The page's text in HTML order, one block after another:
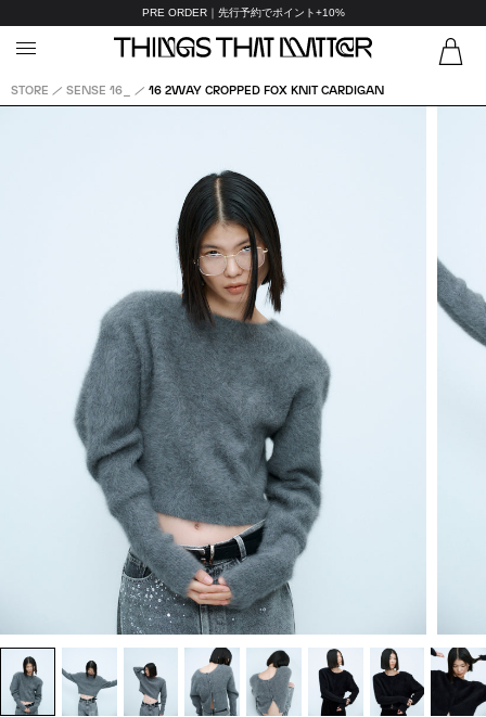
PRE ORDER｜先行予約でポイント+10%
STORE SENSE 16_ 16 2WAY CROPPED FOX KNIT CARDIGAN